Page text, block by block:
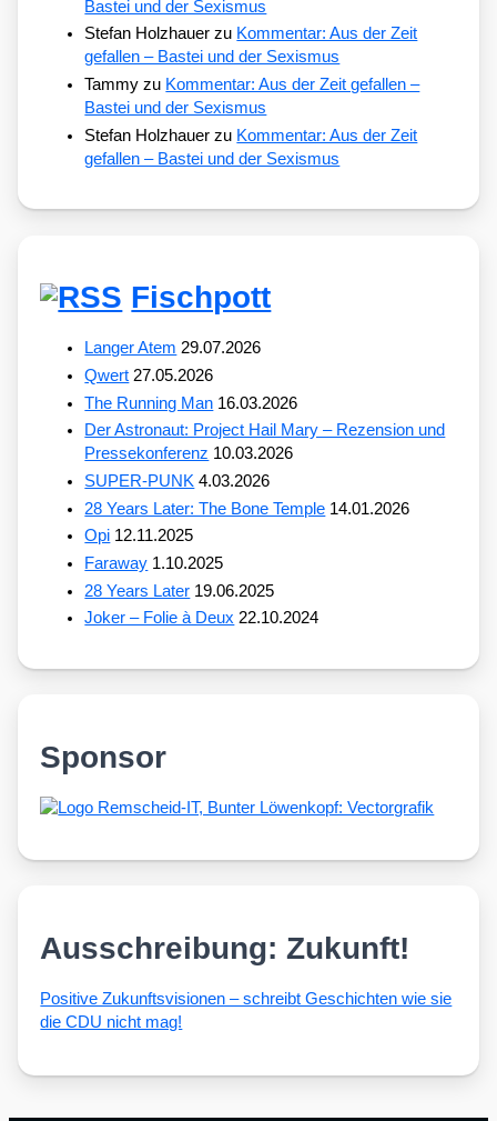
Bastei und der Sexismus
Stefan Holzhauer zu Kommentar: Aus der Zeit
gefallen – Bastei und der Sexismus
Tammy zu Kommentar: Aus der Zeit gefallen –
Bastei und der Sexismus
Stefan Holzhauer zu Kommentar: Aus der Zeit
gefallen – Bastei und der Sexismus
Fischpott
Langer Atem 29.07.2026
Qwert 27.05.2026
The Running Man 16.03.2026
Der Astronaut: Project Hail Mary – Rezension und
Pressekonferenz 10.03.2026
SUPER-PUNK 4.03.2026
28 Years Later: The Bone Temple 14.01.2026
Opi 12.11.2025
Faraway 1.10.2025
28 Years Later 19.06.2025
Joker – Folie à Deux 22.10.2024
Sponsor
Ausschreibung: Zukunft!
Posi­ti­ve Zukunfts­vi­sio­nen – schreibt Geschich­ten wie sie
die CDU nicht mag!